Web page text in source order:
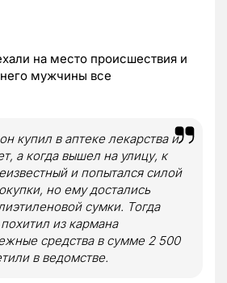
на место происшествия и
мужчины все
купил в аптеке лекарства и
а когда вышел на улицу, к
и попытался силой
но ему достались
сумки. Тогда
из кармана
средства в сумме 2 500
в ведомстве.